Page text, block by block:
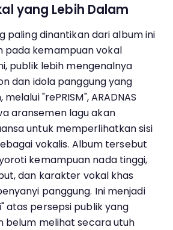
yang Lebih Dalam
paling dinantikan dari album ini
pada kemampuan vokal
publik lebih mengenalnya
dan idola panggung yang
"rePRISM", ARADNAS
aransemen lagu akan
untuk memperlihatkan sisi
vokalis. Album tersebut
kemampuan nada tinggi,
dan karakter vokal khas
panggung. Ini menjadi
atas persepsi publik yang
belum melihat secara utuh